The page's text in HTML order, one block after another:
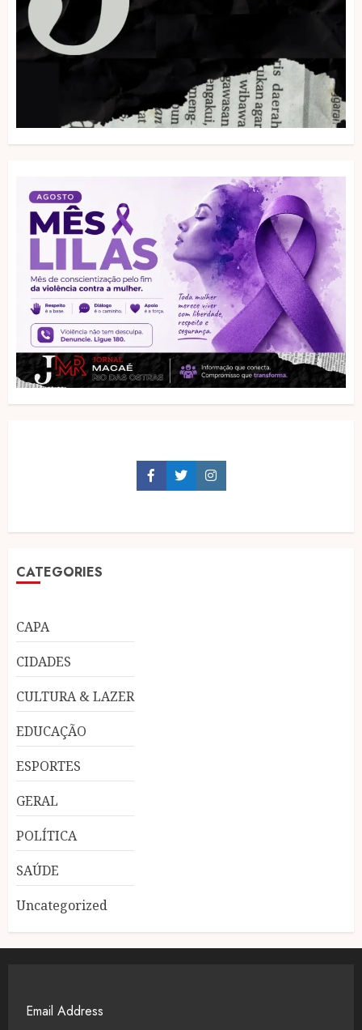
FacebookTwitterInstagram
CATEGORIES
CAPA
CIDADES
CULTURA & LAZER
EDUCAÇÃO
ESPORTES
GERAL
POLÍTICA
SAÚDE
Uncategorized